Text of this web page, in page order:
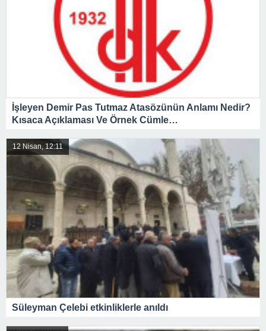
İşleyen Demir Pas Tutmaz Atasözünün Anlamı Nedir?
Kısaca Açıklaması Ve Örnek Cümle…
12 Nisan, 12:11
Süleyman Çelebi etkinliklerle anıldı